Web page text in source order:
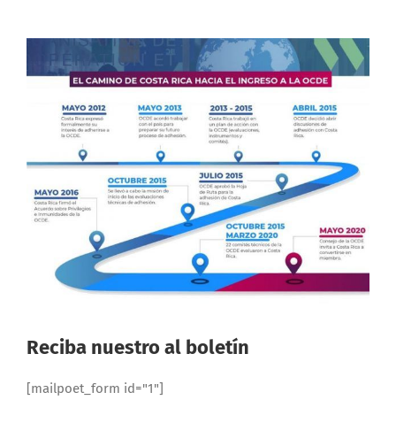
Reciba nuestro al boletín
[mailpoet_form id="1"]